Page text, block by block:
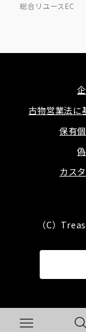
総合リユースEC
古物営業法に
保有
カス
（C）